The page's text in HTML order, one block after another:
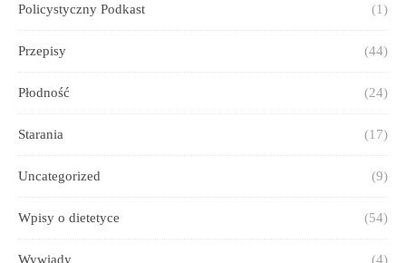
Policystyczny Podkast (1)
Przepisy (44)
Płodność (24)
Starania (17)
Uncategorized (9)
Wpisy o dietetyce (54)
Wywiady (4)